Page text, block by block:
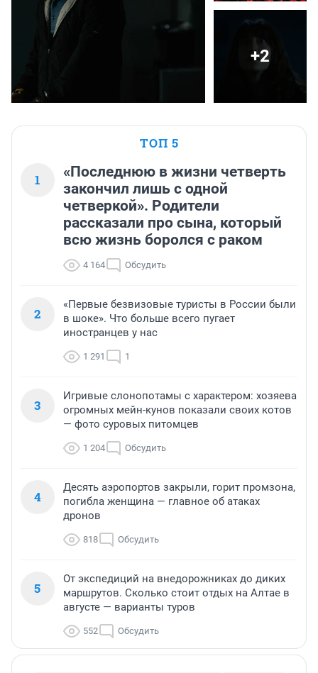
+2
ТОП 5
1
«Последнюю в жизни четверть
закончил лишь с одной
четверкой». Родители
рассказали про сына, который
всю жизнь боролся с раком
4 164 Обсудить
2
«Первые безвизовые туристы в России были
в шоке». Что больше всего пугает
иностранцев у нас
1 291 1
3
Игривые слонопотамы с характером: хозяева
огромных мейн-кунов показали своих котов
— фото суровых питомцев
1 204 Обсудить
4
Десять аэропортов закрыли, горит промзона,
погибла женщина — главное об атаках
дронов
818 Обсудить
5
От экспедиций на внедорожниках до диких
маршрутов. Сколько стоит отдых на Алтае в
августе — варианты туров
552 Обсудить